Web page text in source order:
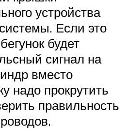
устройства
Если это
будет
сигнал на
вместо
надо прокрутить
правильность